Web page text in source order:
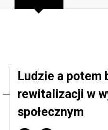
Ludzie a potem
rewitalizacji w
społecznym